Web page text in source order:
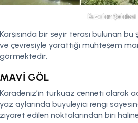
Kuzalan Şelalesi
Karşısında bir seyir terası bulunan
ve çevresiyle yarattığı muhteşem
görmektedir.
MAVİ GÖL
Karadeniz’in turkuaz cenneti olarak
yaz aylarında büyüleyici rengi
ziyaret edilen noktalarından biri